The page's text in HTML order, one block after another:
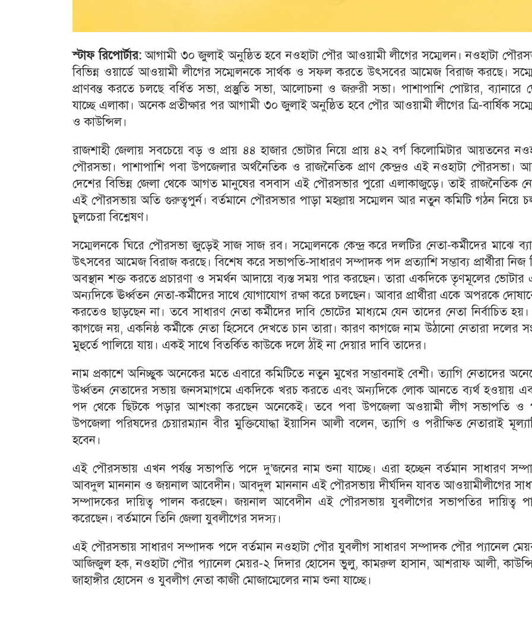
স্টাফ রিপোর্টার:আগামী ৩০ জুলাই অনুষ্ঠিত হবে নওহাটা পৌর আওয়ামী লীগের সম্মেলন। নওহাটা
বিভিন্ন ওয়ার্ডে আওয়ামী লীগের সম্মেলনকে সার্থক ও সফল করতে উৎসবের আমেজ বিরাজ করছে।
প্রাণবন্ত করতে চলছে বর্ধিত সভা, প্রস্তুুতি সভা, আলোচনা ও জরুরী সভা। পাশাপাশি পোষ্টার, ব্যানারে
যাচ্ছে এলাকা। অনেক প্রতীক্ষার পর আগামী ৩০ জুলাই অনুষ্ঠিত হবে পৌর আওয়ামী লীগের ত্রি-বার্ষিক
ও কাউন্সিল।
রাজশাহী জেলায় সবচেয়ে বড় ও প্রায় ৪৪ হাজার ভোটার নিয়ে প্রায় ৪২ বর্গ কিলোমিটার আয়তনের
পৌরসভা। পাশাপাশি পবা উপজেলার অর্থনৈতিক ও রাজনৈতিক প্রাণ কেন্দ্রও এই নওহাটা পৌরসভা।
দেশের বিভিন্ন জেলা থেকে আগত মানুষের বসবাস এই পৌরসভার পুরো এলাকাজুড়ে। তাই রাজনৈতিক
এই পৌরসভায় অতি গুরুত্বপুর্ন। বর্তমানে পৌরসভার পাড়া মহল্লায় সম্মেলন আর নতুন কমিটি গঠন নিয়ে
চুলচেরা বিশ্লেষণ।
সম্মেলনকে ঘিরে পৌরসভা জুড়েই সাজ সাজ রব। সম্মেলনকে কেন্দ্র করে দলটির নেতা-কর্মীদের মাঝে
উৎসবের আমেজ বিরাজ করছে। বিশেষ করে সভাপতি-সাধারণ সম্পাদক পদ প্রত্যাশি সম্ভাব্য প্রার্থীরা নিজ
অবস্থান শক্ত করতে প্রচারণা ও সমর্থন আদায়ে ব্যস্ত সময় পার করছেন। তারা একদিকে তৃণমূলের ভোটার
অন্যদিকে ঊর্ধ্বতন নেতা-কর্মীদের সাথে যোগাযোগ রক্ষা করে চলছেন। আবার প্রার্থীরা একে অপরকে
করতেও ছাড়ছেন না। তবে সাধারণ নেতা কর্মীদের দাবি ভোটের মাধ্যমে যেন তাদের নেতা নির্বাচিত
কাগজে নয়, একনিষ্ঠ কর্মীকে নেতা হিসেবে দেখতে চান তারা। কারণ কাগজে নাম উঠানো নেতারা দলের
মুহুর্তে পালিয়ে যায়। একই সাথে বিতর্কিত কাউকে দলে ঠাঁই না দেয়ার দাবি তাদের।
নাম প্রকাশে অনিচ্ছুক অনেকের মতে এবারে কমিটিতে নতুন মুখের সম্ভাবনাই বেশী। ত্যাগি নেতাদের
উর্ধ্বতন নেতাদের সভায় জনসমাগমে একদিকে খরচ করতে এবং অন্যদিকে লোক আনতে ব্যর্থ হওয়ায়
পদ থেকে ছিটকে পড়ার আশংকা করছেন অনেকেই। তবে পবা উপজেলা অওয়ামী লীগ সভাপতি ও
উপজেলা পরিষদের চেয়ারম্যান বীর মুক্তিযোদ্ধা ইয়াসিন আলী বলেন, ত্যাগি ও পরীক্ষিত নেতারাই
হবেন।
এই পৌরসভায় এখন পর্যন্ত সভাপতি পদে দু’জনের নাম শুনা যাচ্ছে। এরা হচ্ছেন বর্তমান সাধারণ
আবদুল মাননান ও জয়নাল আবেদীন। আবদুল মাননান এই পৌরসভায় দীর্ঘদিন যাবত আওয়ামীলীগের
সম্পাদকের দায়িত্ব পালন করছেন। জয়নাল আবেদীন এই পৌরসভায় যুবলীগের সভাপতির দায়িত্ব
করেছেন। বর্তমানে তিনি জেলা যুবলীগের সদস্য।
এই পৌরসভায় সাধারণ সম্পাদক পদে বর্তমান নওহাটা পৌর যুবলীগ সাধারণ সম্পাদক পৌর প্যানেল
আজিজুল হক, নওহাটা পৌর প্যানেল মেয়র-২ দিদার হোসেন ভুলু, কামরুল হাসান, আশরাফ আলী,
জাহাঙ্গীর হোসেন ও যুবলীগ নেতা কাজী মোজাম্মেলের নাম শুনা যাচ্ছে।